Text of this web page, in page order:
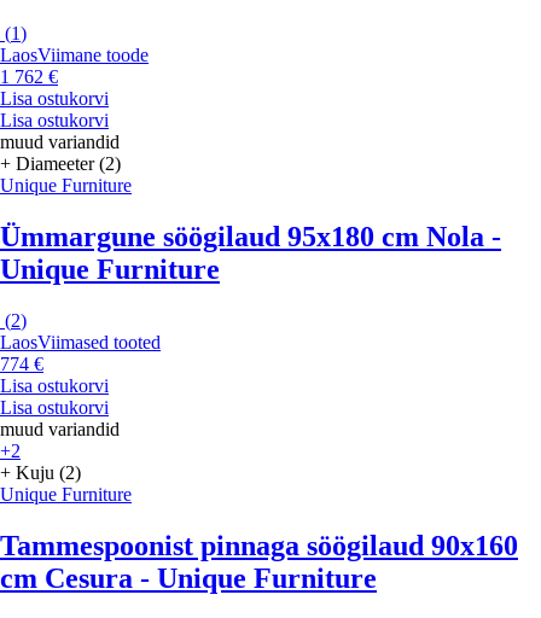
(1)
LaosViimane toode
1 762 €
Lisa ostukorvi
Lisa ostukorvi
muud variandid
+ Diameeter (2)
Unique Furniture
Ümmargune söögilaud 95x180 cm Nola -
Unique Furniture
(2)
LaosViimased tooted
774 €
Lisa ostukorvi
Lisa ostukorvi
muud variandid
+2
+ Kuju (2)
Unique Furniture
Tammespoonist pinnaga söögilaud 90x160
cm Cesura - Unique Furniture